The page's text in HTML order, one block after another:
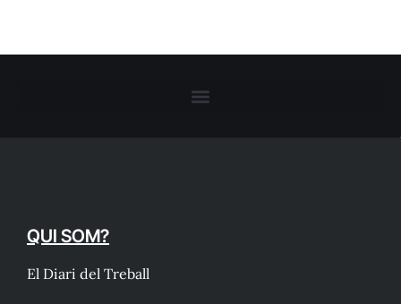
QUI SOM?
El Diari del Treball